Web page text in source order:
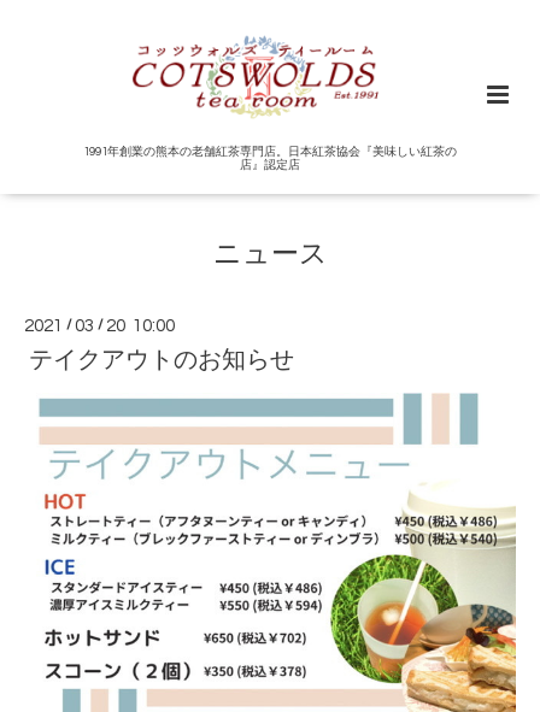
1991年創業の熊本の老舗紅茶専門店。日本紅茶協会『美味しい紅茶の
店』認定店
ニュース
2021 /03 / 20 10:00
テイクアウトのお知らせ